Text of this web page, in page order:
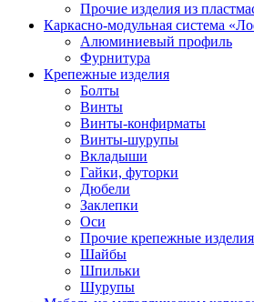
Прочие изделия из
Каркасно-модульная система
Алюминиевый профиль
Фурнитура
Крепежные изделия
Болты
Винты
Винты-конфирматы
Винты-шурупы
Вкладыши
Гайки, футорки
Дюбели
Заклепки
Оси
Прочие крепежные изделия
Шайбы
Шпильки
Шурупы